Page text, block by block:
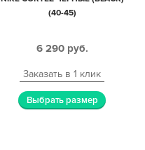
(40-45)
6 290 руб.
Заказать в 1 клик
Выбрать размер